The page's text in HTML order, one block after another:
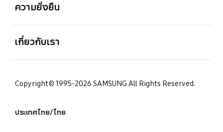
ความยั่งยืน
เกี่ยวกับเรา
Copyright© 1995-2026 SAMSUNG All Rights Reserved.
ประเทศไทย/ไทย